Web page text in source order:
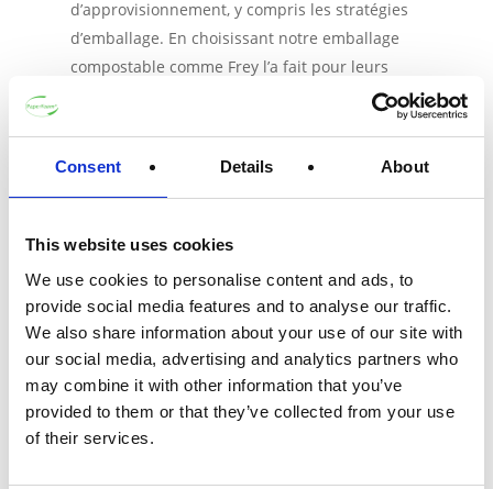
Consent Details About
This website uses cookies
We use cookies to personalise content and ads, to
provide social media features and to analyse our traffic.
We also share information about your use of our site with
our social media, advertising and analytics partners who
may combine it with other information that you’ve
provided to them or that they’ve collected from your use
of their services.
d’approvisionnement, y compris les stratégies
d’emballage. En choisissant notre emballage
compostable comme Frey l’a fait pour leurs
montrez à vos clients que votre entreprise est
soucieux de l’environnement, cela ne peut
votre marque. De plus, notre emballage solide
gardera votre produit en sécurité pendant le
transport, garantissant qu’il arrive à
destination en parfait état.
Contactez-nous!